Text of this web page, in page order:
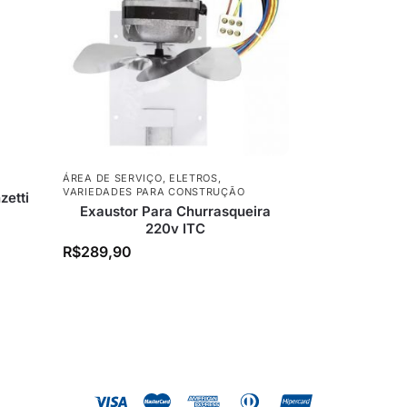
ÁREA DE SERVIÇO, ELETROS,
VARIEDADES PARA CONSTRUÇÃO
Exaustor Para Churrasqueira
220v ITC
R$289,90